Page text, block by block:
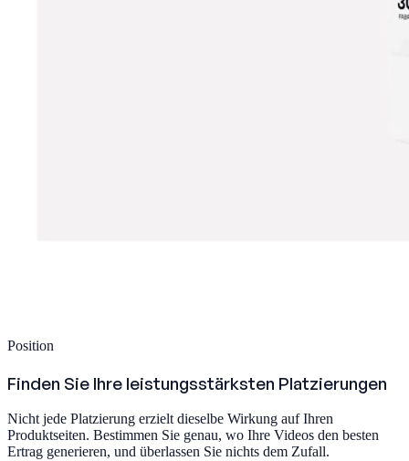
Position
Finden Sie Ihre leistungsstärksten Platzierungen
Nicht jede Platzierung erzielt dieselbe Wirkung auf Ihren
Produktseiten. Bestimmen Sie genau, wo Ihre Videos den besten
Ertrag generieren, und überlassen Sie nichts dem Zufall.